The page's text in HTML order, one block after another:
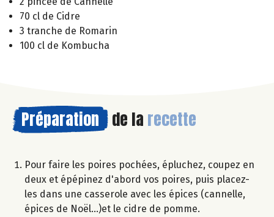
70 cl de Cidre
3 tranche de Romarin
100 cl de Kombucha
Préparation de la recette
Pour faire les poires pochées, épluchez, coupez en
deux et épépinez d'abord vos poires, puis placez-
les dans une casserole avec les épices (cannelle,
épices de Noël...)et le cidre de pomme.